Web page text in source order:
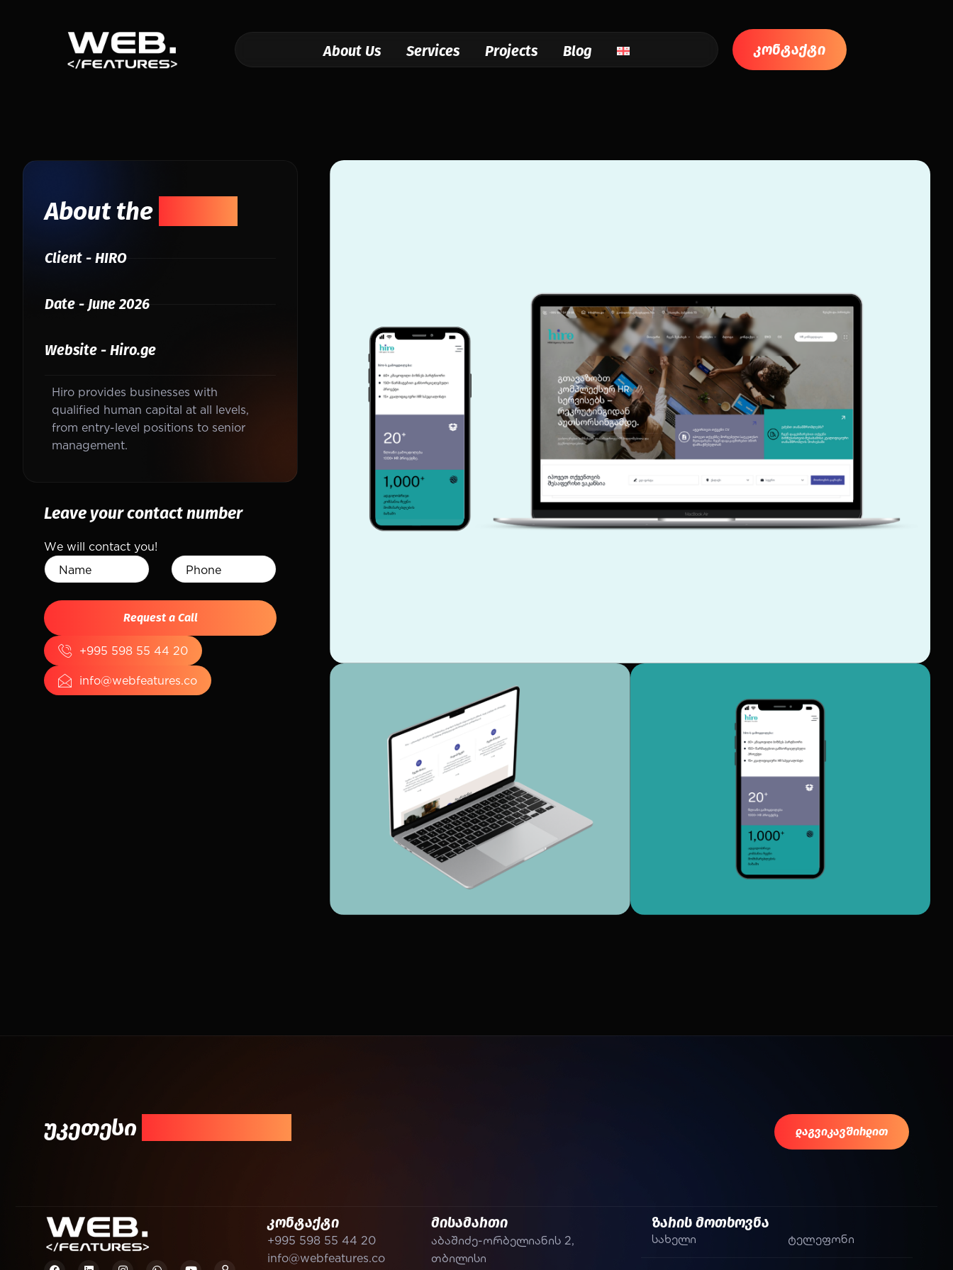
About Us Services Projects Blog კონტაქტი
About the
Client - HIRO
Date - June 2026
Website - Hiro.ge
Hiro provides businesses with
qualified human capital at all levels,
from entry-level positions to senior
management.
Leave your contact number
We will contact you!
+995 598 55 44 20
info@webfeatures.co
უკეთესი დაგვიკავშირდით
კონტაქტი
+995 598 55 44 20
info@webfeatures.co
მისამართი
აბაშიძე-ორბელიანის 2,
თბილისი
ზარის მოთხოვნა